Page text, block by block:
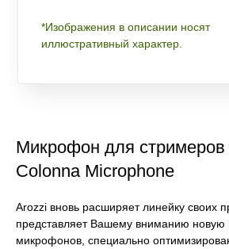
*Изображения в описании носят
иллюстративный характер.
Микрофон для стримеров
Colonna Microphone
Arozzi вновь расширяет линейку своих
представляет Вашему вниманию новую
микрофонов, специально